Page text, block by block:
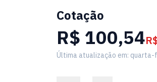
Cotação
R$ 100,54
Última atualização em: quarta-